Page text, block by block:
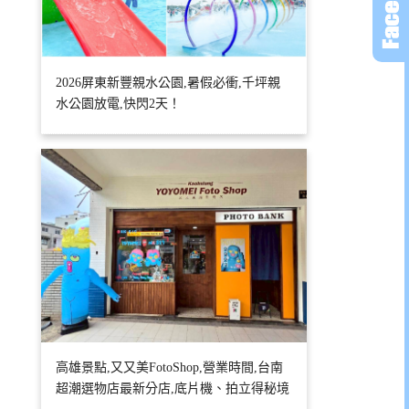
2026屏東新豐親水公園,暑假必衝,千坪親
水公園放電,快閃2天！
高雄景點,又又美FotoShop,營業時間,台南
超潮選物店最新分店,底片機、拍立得秘境